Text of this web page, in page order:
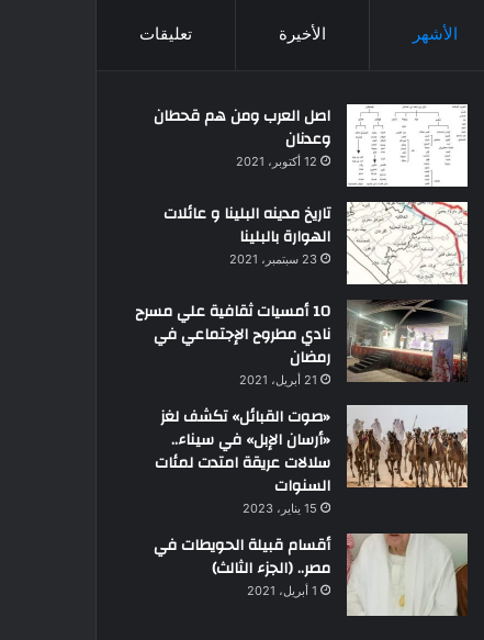
الأشهر الأخيرة تعليقات
اصل العرب ومن هم قحطان
وعدنان
12 أكتوبر، 2021
تاريخ مدينه البلينا و عائلات
الهوارة بالبلينا
23 سبتمبر، 2021
10 أمسيات ثقافية علي مسرح
نادي مطروح الإجتماعي في
رمضان
21 أبريل، 2021
«صوت القبائل» تكشف لغز
«أرسان الإبل» في سيناء..
سلالات عريقة امتدت لمئات
السنوات
15 يناير، 2023
أقسام قبيلة الحويطات في
مصر.. (الجزء الثالث)
1 أبريل، 2021